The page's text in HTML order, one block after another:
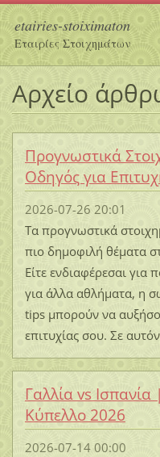
etairies-stoiximaton
Εταιρίες Στοιχημάτων
Αρχείο
Προγνωστικά
Οδηγός για
2026-07-26 20:01
Τα προγνωστικά
πιο δημοφιλή θέματα
Είτε ενδιαφέρεσαι για
για άλλα αθλήματα, η
tips μπορούν να
επιτυχίας σου. Σε
Γαλλία vs
Κύπελλο 2026
2026-07-14 00:00